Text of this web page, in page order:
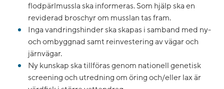
flodpärlmussla ska informeras. Som hjälp ska en
reviderad broschyr om musslan tas fram.
Inga vandringshinder ska skapas i samband med ny-
och ombyggnad samt reinvestering av vägar och
järnvägar.
Ny kunskap ska tillföras genom nationell genetisk
screening och utredning om öring och/eller lax är